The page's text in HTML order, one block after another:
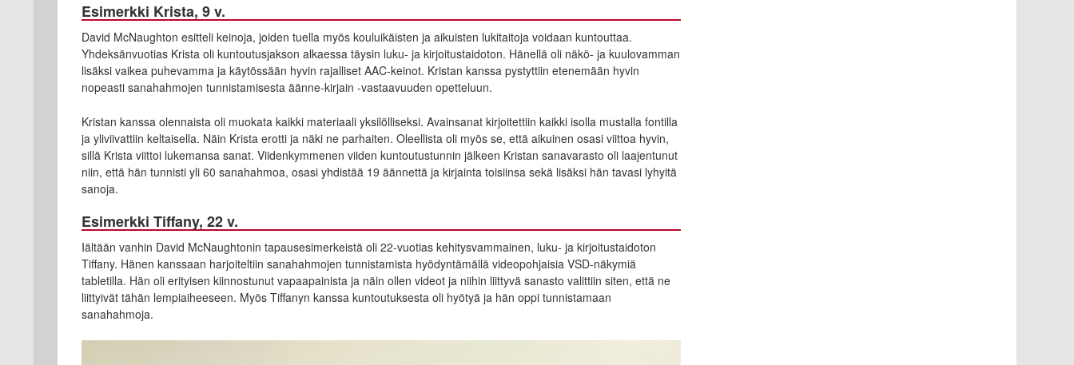
Esimerkki Krista, 9 v.
David McNaughton esitteli keinoja, joiden tuella myös kouluikäisten ja aikuisten lukitaitoja voidaan kuntouttaa.
Yhdeksänvuotias Krista oli kuntoutusjakson alkaessa täysin luku- ja kirjoitustaidoton. Hänellä oli näkö- ja kuulovamman
lisäksi vaikea puhevamma ja käytössään hyvin rajalliset AAC-keinot. Kristan kanssa pystyttiin etenemään hyvin
nopeasti sanahahmojen tunnistamisesta äänne-kirjain -vastaavuuden opetteluun.
Kristan kanssa olennaista oli muokata kaikki materiaali yksilölliseksi. Avainsanat kirjoitettiin kaikki isolla mustalla fontilla
ja yliviivattiin keltaisella. Näin Krista erotti ja näki ne parhaiten. Oleellista oli myös se, että aikuinen osasi viittoa hyvin,
sillä Krista viittoi lukemansa sanat. Viidenkymmenen viiden kuntoutustunnin jälkeen Kristan sanavarasto oli laajentunut
niin, että hän tunnisti yli 60 sanahahmoa, osasi yhdistää 19 äännettä ja kirjainta toisiinsa sekä lisäksi hän tavasi lyhyitä
sanoja.
Esimerkki Tiffany, 22 v.
Iältään vanhin David McNaughtonin tapausesimerkeistä oli 22-vuotias kehitysvammainen, luku- ja kirjoitustaidoton
Tiffany. Hänen kanssaan harjoiteltiin sanahahmojen tunnistamista hyödyntämällä videopohjaisia VSD-näkymiä
tabletilla. Hän oli erityisen kiinnostunut vapaapainista ja näin ollen videot ja niihin liittyvä sanasto valittiin siten, että ne
liittyivät tähän lempiaiheeseen. Myös Tiffanyn kanssa kuntoutuksesta oli hyötyä ja hän oppi tunnistamaan
sanahahmoja.